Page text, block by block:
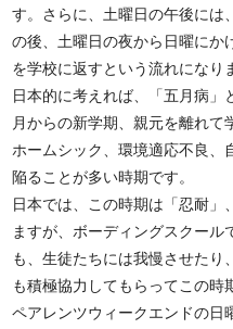
す。さらに、土曜日の午後には
の後、土曜日の夜から日曜にか
を学校に返すという流れになり
日本的に考えれば、「五月病
月からの新学期、親元を離れて
ホームシック、環境適応不良、
陥ることが多い時期です。
日本では、この時期は「忍耐
ますが、ボーディングスクール
も、生徒たちには我慢させたり
も積極協力してもらってこの時
ペアレンツウィークエンドの日